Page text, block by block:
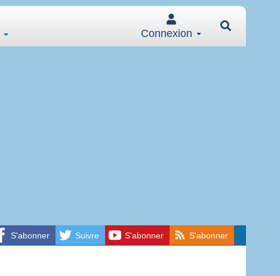
Connexion
S'abonner Suivre S'abonner S'abonner